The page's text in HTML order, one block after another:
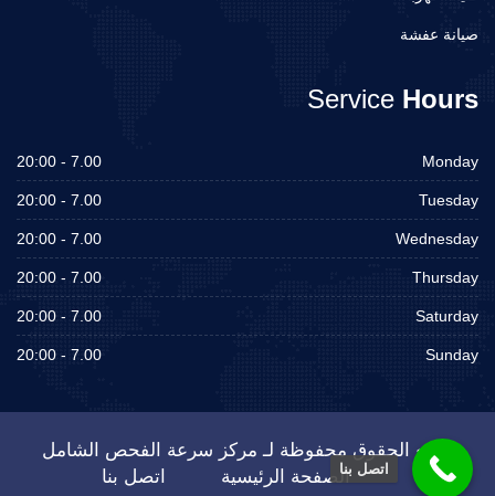
صيانة عفشة
Service Hours
Monday
7.00 - 20:00
Tuesday
7.00 - 20:00
Wednesday
7.00 - 20:00
Thursday
7.00 - 20:00
Saturday
7.00 - 20:00
Sunday
7.00 - 20:00
جميع الحقوق محفوظة لـ مركز سرعة الفحص الشامل
الصفحة الرئيسية
اتصل بنا اتصل بنا